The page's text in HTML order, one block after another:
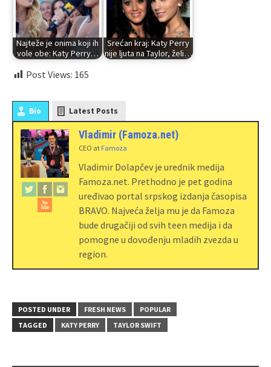
Najteže je onima koji ih
vole obe: Katy Perry…
Srećan kraj: Katy Perry
nije ljuta na Taylor, želi…
Post Views: 165
Bio Latest Posts
Vladimir (Famoza.net)
CEO at Famoza
Vladimir Dolapčev je urednik medija
Famoza.net. Prethodno je pet godina
uređivao portal srpskog izdanja časopisa
BRAVO. Najveća želja mu je da Famoza
bude drugačiji od svih teen medija i da
pomogne u dovođenju mladih zvezda u
region.
POSTED UNDER FRESH NEWS
POPULAR
TAGGED
KATY PERRY TAYLOR SWIFT